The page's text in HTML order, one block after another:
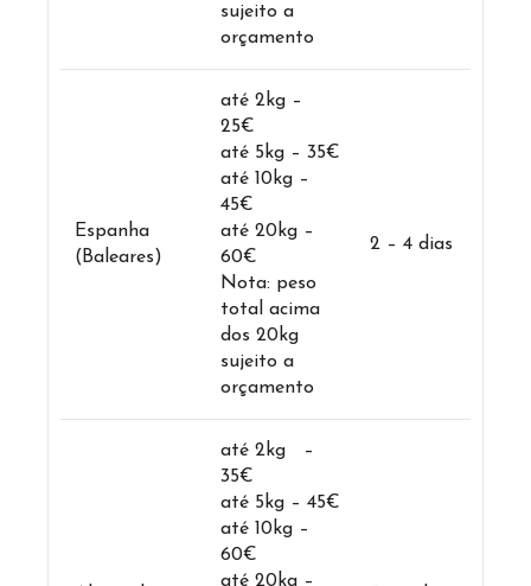
sujeito a
orçamento
Espanha
(Baleares)
até 2kg –
25€
até 5kg – 35€
até 10kg –
45€
até 20kg –
60€
Nota: peso
total acima
dos 20kg
sujeito a
orçamento
2 – 4 dias
até 2kg –
35€
até 5kg – 45€
até 10kg –
60€
até 20kg –